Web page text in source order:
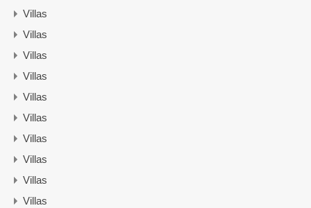
Villas
Villas
Villas
Villas
Villas
Villas
Villas
Villas
Villas
Villas